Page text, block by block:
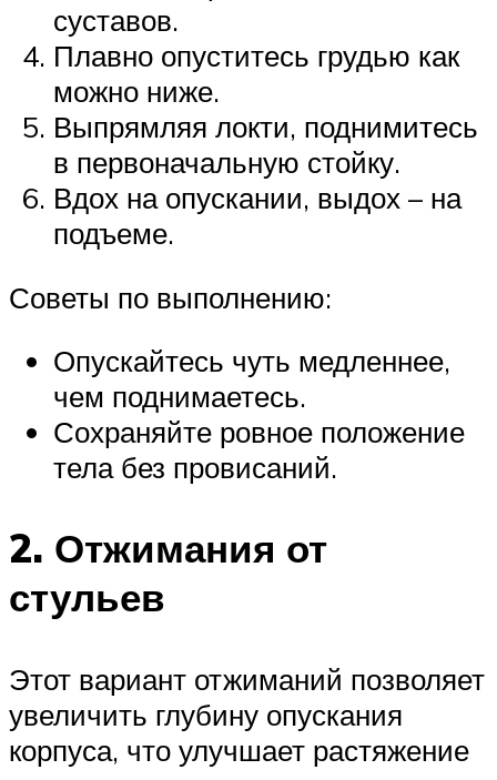
суставов.
Плавно опуститесь грудью как
можно ниже.
Выпрямляя локти, поднимитесь
в первоначальную стойку.
Вдох на опускании, выдох – на
подъеме.
Советы по выполнению:
Опускайтесь чуть медленнее,
чем поднимаетесь.
Сохраняйте ровное положение
тела без провисаний.
2. Отжимания от
стульев
Этот вариант отжиманий позволяет
увеличить глубину опускания
корпуса, что улучшает растяжение